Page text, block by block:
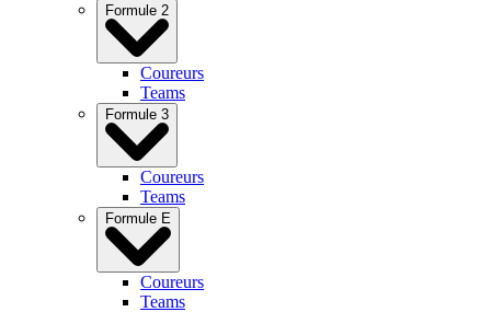
Formule 2
Coureurs
Teams
Formule 3
Coureurs
Teams
Formule E
Coureurs
Teams